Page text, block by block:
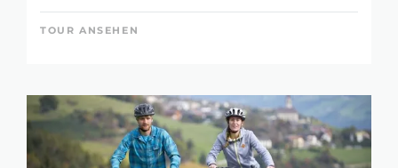
TOUR ANSEHEN